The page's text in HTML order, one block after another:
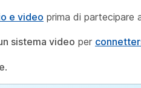
e video prima di partecipare
sistema video per
.